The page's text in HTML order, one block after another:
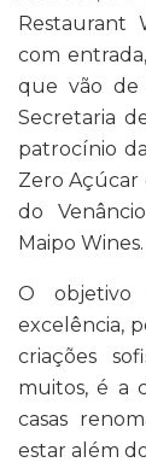
Restaurant
com
que vão de
Secretaria
patrocínio
Zero Açúcar
do
Maipo Wines.
O objetivo
excelência,
criações
muitos, é a
casas
estar além